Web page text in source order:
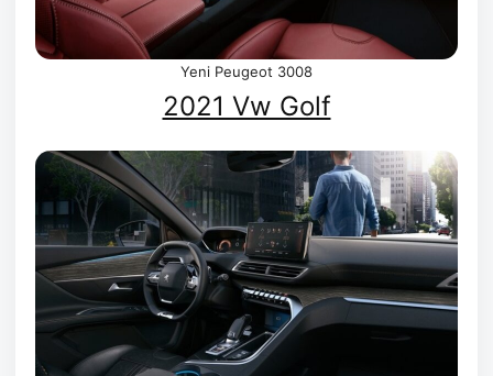
Yeni Peugeot 3008
2021 Vw Golf